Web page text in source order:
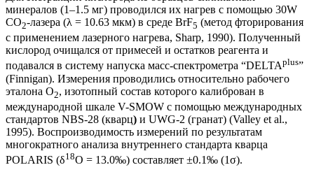
минералов (1–1.5 мг) проводился их нагрев с помощью 30W
CO2-лазера (λ = 10.63 мкм) в среде BrF5 (метод фторирования
с применением лазерного нагрева, Sharp, 1990). Полученный
кислород очищался от примесей и остатков реагента и
подавался в систему напуска масс-спектрометра “DELTAplus”
(Finnigan). Измерения проводились относительно рабочего
эталона О2, изотопный состав которого калиброван в
международной шкале V-SMOW с помощью международных
стандартов NBS-28 (кварц) и UWG-2 (гранат) (Valley et al.,
1995). Воспроизводимость измерений по результатам
многократного анализа внутреннего стандарта кварца
POLARIS (δ18О = 13.0‰) составляет ±0.1‰ (1σ).